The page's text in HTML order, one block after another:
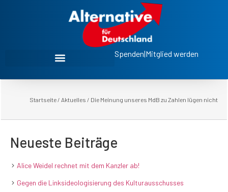
Spenden|Mitglied werden
Startseite / Aktuelles / Die Meinung unseres MdB zu Zahlen lügen nicht
Neueste Beiträge
Alice Weidel rechnet mit dem Kanzler ab!
Gegen die Linksideologisierung des Kulturausschusses